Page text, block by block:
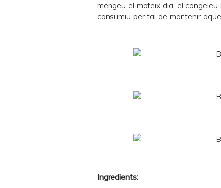
mengeu el mateix dia, el
consumiu per tal de mantenir
Ingredients: